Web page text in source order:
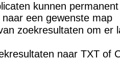
kunnen
een gewenste map
zoekresultaten om er
naar TXT of